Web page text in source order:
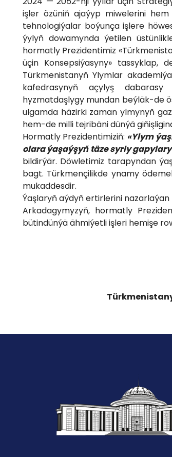
işler özüniň ajaýyp miwelerini
tehnologiýalar boýunça işlere
ýylyň dowamynda ýetilen
hormatly Prezidentimiz
üçin Konsepsiýasyny» tassyklap,
Türkmenistanyň Ylymlar
kafedrasynyň açylyş dabarasy
hyzmatdaşlygy mundan beýläk-de
ulgamda häzirki zaman ylmynyň
hem-de milli tejribäni dünýä
Hormatly Prezidentimiziň: «Ylym
olara ýaşaýşyň täze syrly
bildirýär. Döwletimiz tarapyndan
bagt. Türkmençilikde ynamy
mukaddesdir.
Ýaşlaryň aýdyň ertirlerini
Arkadagymyzyň, hormatly
bütindünýä ähmiýetli işleri hemişe